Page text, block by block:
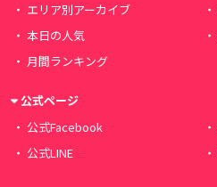
エリア別アーカイブ
本日の人気
月間ランキング
公式ページ
公式Facebook
公式LINE